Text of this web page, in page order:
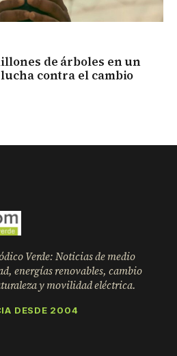
de árboles en un
contra el cambio
Verde: Noticias de medio
energías renovables, cambio
y movilidad eléctrica.
DESDE 2004